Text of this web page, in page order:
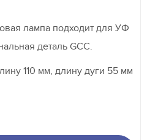
лампа подходит для УФ
деталь GCC.
110 мм, длину дуги 55 мм